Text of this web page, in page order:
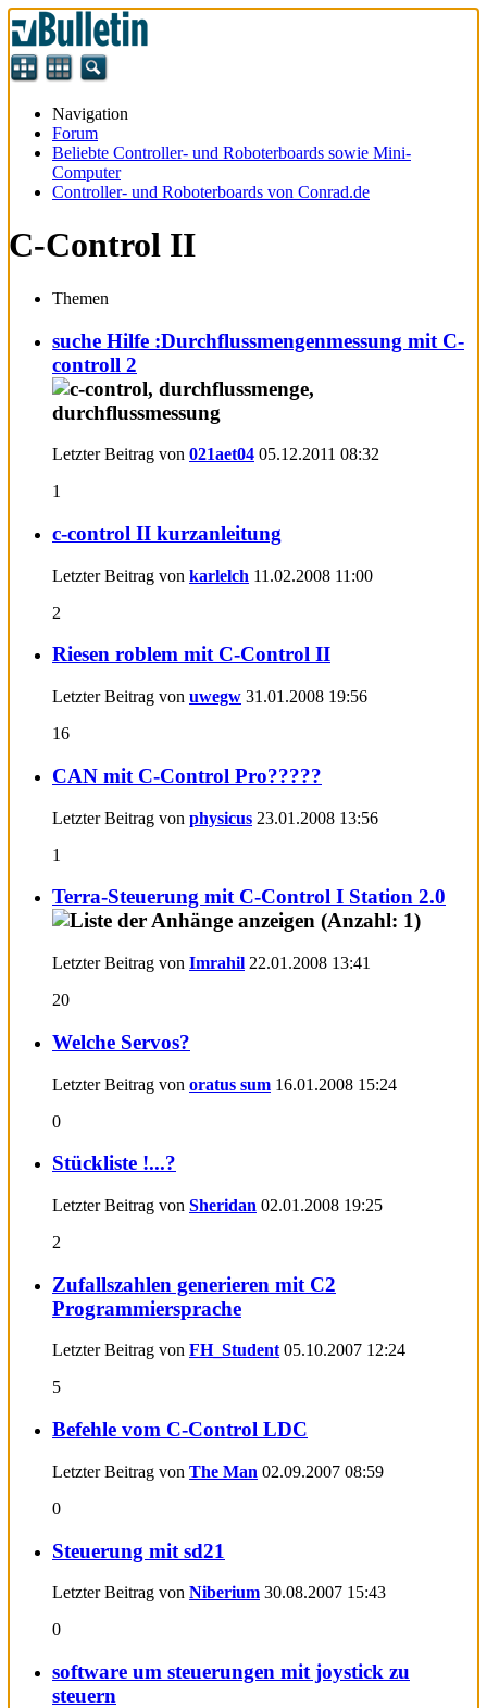
Navigation
Forum
Beliebte Controller- und Roboterboards sowie Mini-
Computer
Controller- und Roboterboards von Conrad.de
C-Control II
Themen
suche Hilfe :Durchflussmengenmessung mit C-
controll 2
Letzter Beitrag von 021aet04 05.12.2011 08:32
1
c-control II kurzanleitung
Letzter Beitrag von karlelch 11.02.2008 11:00
2
Riesen roblem mit C-Control II
Letzter Beitrag von uwegw 31.01.2008 19:56
16
CAN mit C-Control Pro?????
Letzter Beitrag von physicus 23.01.2008 13:56
1
Terra-Steuerung mit C-Control I Station 2.0
Letzter Beitrag von Imrahil 22.01.2008 13:41
20
Welche Servos?
Letzter Beitrag von oratus sum 16.01.2008 15:24
0
Stückliste !...?
Letzter Beitrag von Sheridan 02.01.2008 19:25
2
Zufallszahlen generieren mit C2
Programmiersprache
Letzter Beitrag von FH_Student 05.10.2007 12:24
5
Befehle vom C-Control LDC
Letzter Beitrag von The Man 02.09.2007 08:59
0
Steuerung mit sd21
Letzter Beitrag von Niberium 30.08.2007 15:43
0
software um steuerungen mit joystick zu
steuern